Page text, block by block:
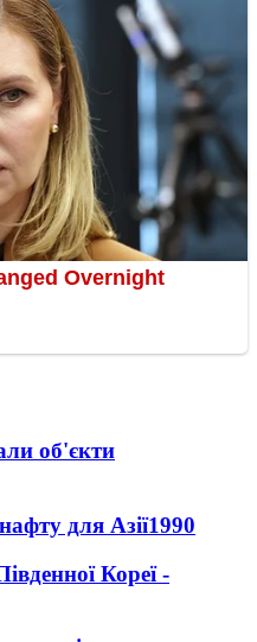
об'єкти
для Азії1990
Кореї -